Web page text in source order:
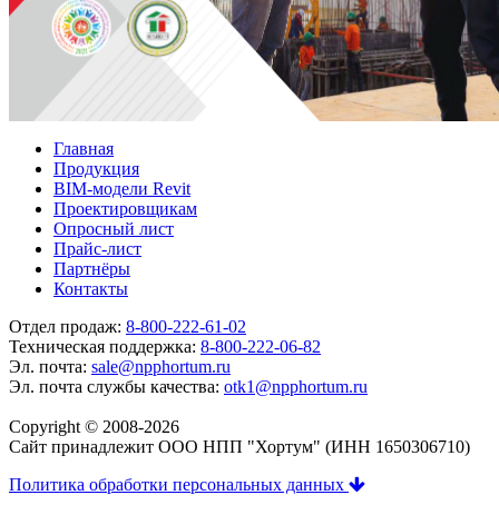
Главная
Продукция
BIM-модели Revit
Проектировщикам
Опросный лист
Прайс-лист
Партнёры
Контакты
Отдел продаж: 8-800-222-61-02
Техническая поддержка: 8-800-222-06-82
Эл. почта: sale@npphortum.ru
Эл. почта службы качества: otk1@npphortum.ru
Copyright © 2008-2026
Cайт принадлежит ООО НПП "Хортум" (ИНН 1650306710)
Политика обработки персональных данных